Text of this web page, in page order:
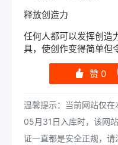
释放创造力
任何人都可以发挥创造
具，使创作变得简单但
󰄼 赞 0
温馨提示：当前网站仅
05月31日入库时，该网
证一直都是安全正规，